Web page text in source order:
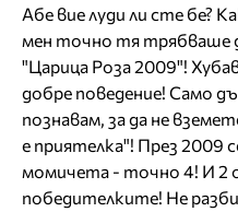
Абе вие луди ли сте бе?
мен точно тя трябваше
"Царица Роза 2009"!
добре поведение! Само
познавам, за да не
е приятелка"! През 2009
момичета - точно 4! И 2
победителките! Не